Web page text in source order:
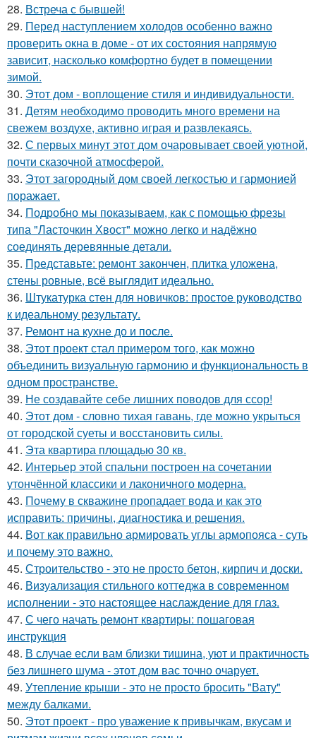
28. Встреча с бывшей!
29. Перед наступлением холодов особенно важно
проверить окна в доме - от их состояния напрямую
зависит, насколько комфортно будет в помещении
зимой.
30. Этот дом - воплощение стиля и индивидуальности.
31. Детям необходимо проводить много времени на
свежем воздухе, активно играя и развлекаясь.
32. С первых минут этот дом очаровывает своей уютной,
почти сказочной атмосферой.
33. Этот загородный дом своей легкостью и гармонией
поражает.
34. Подробно мы показываем, как с помощью фрезы
типа "Ласточкин Хвост" можно легко и надёжно
соединять деревянные детали.
35. Представьте: ремонт закончен, плитка уложена,
стены ровные, всё выглядит идеально.
36. Штукатурка стен для новичков: простое руководство
к идеальному результату.
37. Ремонт на кухне до и после.
38. Этот проект стал примером того, как можно
объединить визуальную гармонию и функциональность в
одном пространстве.
39. Не создавайте себе лишних поводов для ссор!
40. Этот дом - словно тихая гавань, где можно укрыться
от городской суеты и восстановить силы.
41. Эта квартира площадью 30 кв.
42. Интерьер этой спальни построен на сочетании
утончённой классики и лаконичного модерна.
43. Почему в скважине пропадает вода и как это
исправить: причины, диагностика и решения.
44. Вот как правильно армировать углы армопояса - суть
и почему это важно.
45. Строительство - это не просто бетон, кирпич и доски.
46. Визуализация стильного коттеджа в современном
исполнении - это настоящее наслаждение для глаз.
47. С чего начать ремонт квартиры: пошаговая
инструкция
48. В случае если вам близки тишина, уют и практичность
без лишнего шума - этот дом вас точно очарует.
49. Утепление крыши - это не просто бросить "Вату"
между балками.
50. Этот проект - про уважение к привычкам, вкусам и